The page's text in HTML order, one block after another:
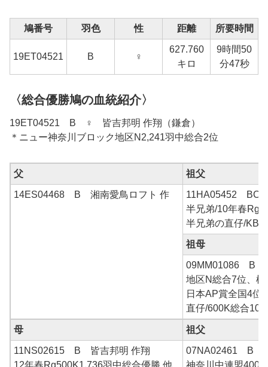
鳩番号 羽色 性 距離 所要時間
19ET04521 B ♀
627.760
キロ
9時間50
分47秒
〈総合優勝鳩の血統紹介〉
19ET04521 B ♀ 皆吉邦明 作翔（鎌倉）
＊ニュー神奈川ブロック地区N2,241羽中総合2位
父 祖父
14ES04468 B 湘南愛鳥ロフト 作
11HA05452 BC
半兄弟/10年春Rg
半兄弟の直仔/
祖母
09MM01086 B
地区N総合7位、
日本AP賞全国4位
直仔/600K総合10
母 祖父
11NS02615 B 皆吉邦明 作翔
12年春Rg500K1,736羽中総合優勝 他
07NA02461 B
神奈川中連盟